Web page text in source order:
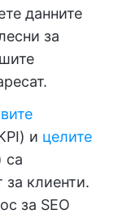
данните
за
и целите
са
за клиенти.
за SEO